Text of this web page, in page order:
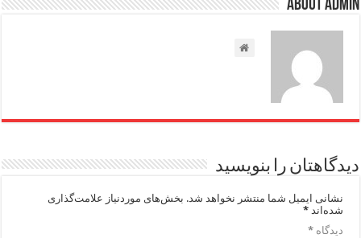
About admin
دیدگاهتان را بنویسید
نشانی ایمیل شما منتشر نخواهد شد. بخش‌های موردنیاز علامت‌گذاری
شده‌اند*
دیدگاه*